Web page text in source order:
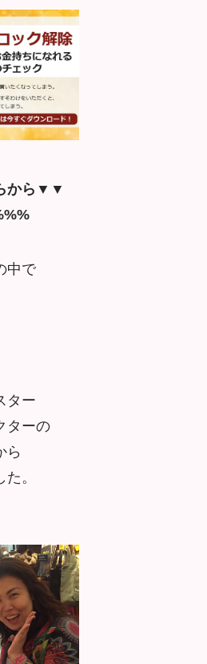
から▼▼
中で
ター
ターの
ら
。